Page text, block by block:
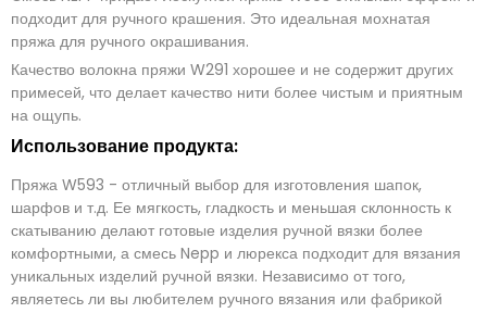
*
е
подходит для ручного крашения. Это идеальная мохнатая
пряжа для ручного окрашивания.
Качество волокна пряжи W291 хорошее и не содержит других
примесей, что делает качество нити более чистым и приятным
на ощупь.
Использование продукта:
Пряжа W593 - отличный выбор для изготовления шапок,
шарфов и т.д. Ее мягкость, гладкость и меньшая склонность к
скатыванию делают готовые изделия ручной вязки более
комфортными, а смесь Nepp и люрекса подходит для вязания
уникальных изделий ручной вязки. Независимо от того,
являетесь ли вы любителем ручного вязания или фабрикой